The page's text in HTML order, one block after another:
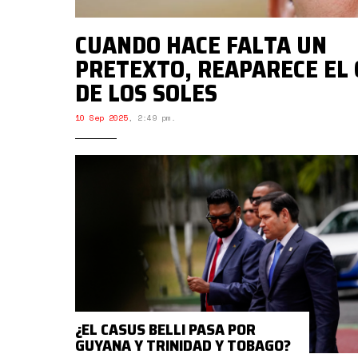
CUANDO HACE FALTA UN
PRETEXTO, REAPARECE EL
DE LOS SOLES
10 Sep 2025, 2:49 pm.
¿EL CASUS BELLI PASA POR
GUYANA Y TRINIDAD Y TOBAGO?